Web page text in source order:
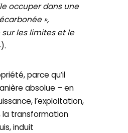
occuper dans une
»,
les limites et le
parce qu’il
absolue – en
l’exploitation,
la transformation
induit